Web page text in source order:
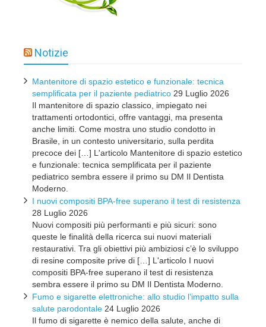
Notizie
Mantenitore di spazio estetico e funzionale: tecnica
semplificata per il paziente pediatrico 29 Luglio 2026
Il mantenitore di spazio classico, impiegato nei
trattamenti ortodontici, offre vantaggi, ma presenta
anche limiti. Come mostra uno studio condotto in
Brasile, in un contesto universitario, sulla perdita
precoce dei […] L'articolo Mantenitore di spazio estetico
e funzionale: tecnica semplificata per il paziente
pediatrico sembra essere il primo su DM Il Dentista
Moderno.
I nuovi compositi BPA-free superano il test di resistenza
28 Luglio 2026
Nuovi compositi più performanti e più sicuri: sono
queste le finalità della ricerca sui nuovi materiali
restaurativi. Tra gli obiettivi più ambiziosi c’è lo sviluppo
di resine composite prive di […] L'articolo I nuovi
compositi BPA-free superano il test di resistenza
sembra essere il primo su DM Il Dentista Moderno.
Fumo e sigarette elettroniche: allo studio l’impatto sulla
salute parodontale 24 Luglio 2026
Il fumo di sigarette è nemico della salute, anche di